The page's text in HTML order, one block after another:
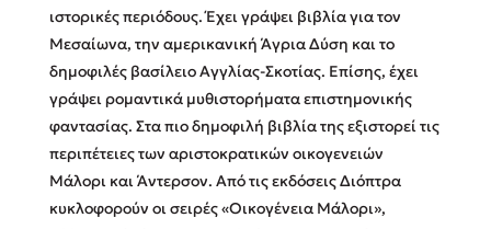
Ένας γίγαντας στο σχολείο
Δανάη Δεληγεώργη
Πάνω, κάτω, μπροστά, πίσω
ιστορικές περιόδους. Έχει γράψει βιβλία για τον
Μεσαίωνα, την αμερικανική Άγρια Δύση και το
δημοφιλές βασίλειο Αγγλίας-Σκοτίας. Επίσης, έχει
γράψει ρομαντικά μυθιστορήματα επιστημονικής
φαντασίας. Στα πιο δημοφιλή βιβλία της εξιστορεί τις
περιπέτειες των αριστοκρατικών οικογενειών
Μάλορι και Άντερσον. Από τις εκδόσεις Διόπτρα
κυκλοφορούν οι σειρές «Οικογένεια Μάλορι»,